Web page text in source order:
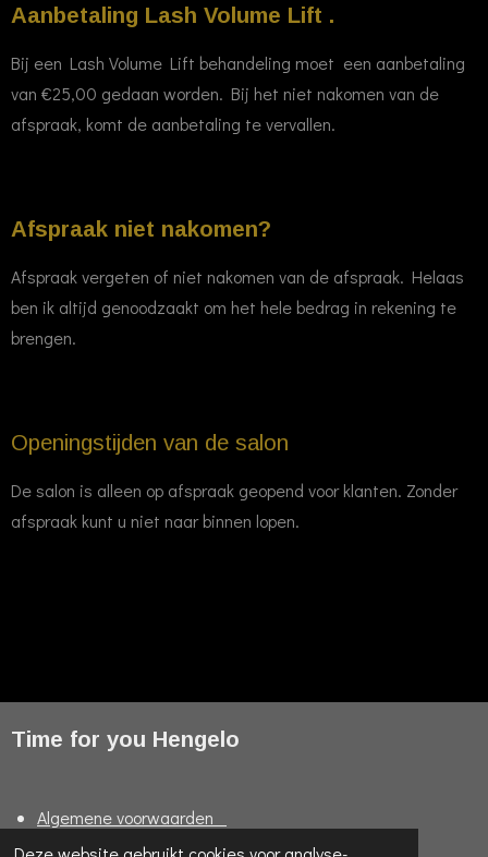
Aanbetaling Lash Volume Lift .
Bij een Lash Volume Lift behandeling moet een aanbetaling
van €25,00 gedaan worden. Bij het niet nakomen van de
afspraak, komt de aanbetaling te vervallen.
Afspraak niet nakomen?
Afspraak vergeten of niet nakomen van de afspraak. Helaas
ben ik altijd genoodzaakt om het hele bedrag in rekening te
brengen.
Openingstijden van de salon
De salon is alleen op afspraak geopend voor klanten. Zonder
afspraak kunt u niet naar binnen lopen.
Time for you Hengelo
Algemene voorwaarden
Retourneren en garantie